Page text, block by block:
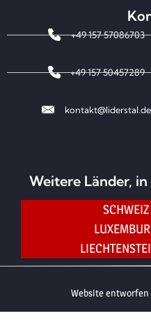
+49 157 57086703
+49 157 50457289
kontakt@liderstal.de
Weitere Länder,
Website